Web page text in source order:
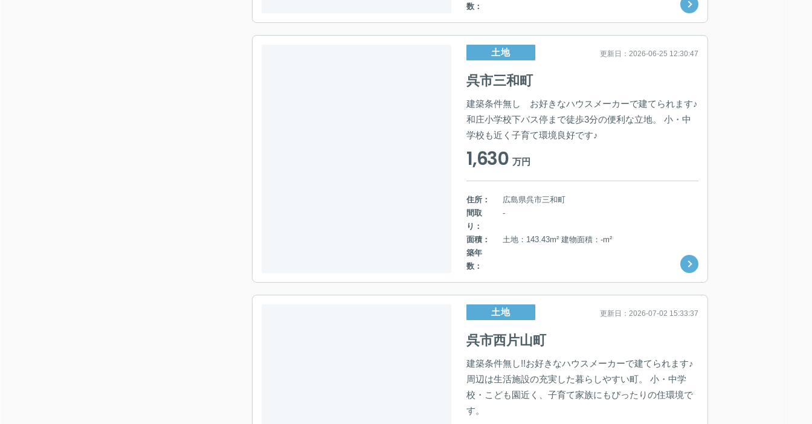
数：
土地 更新日：2026-06-25 12:30:47
呉市三和町
建築条件無し お好きなハウスメーカーで建てられます♪
和庄小学校下バス停まで徒歩3分の便利な立地。 小・中
学校も近く子育て環境良好です♪
1,630 万円
住所：
広島県呉市三和町
間取
り：
-
面積：
土地：143.43m² 建物面積：-m²
築年
数：
土地 更新日：2026-07-02 15:33:37
呉市西片山町
建築条件無し!!お好きなハウスメーカーで建てられます♪
周辺は生活施設の充実した暮らしやすい町。 小・中学
校・こども園近く、子育て家族にもぴったりの住環境で
す。